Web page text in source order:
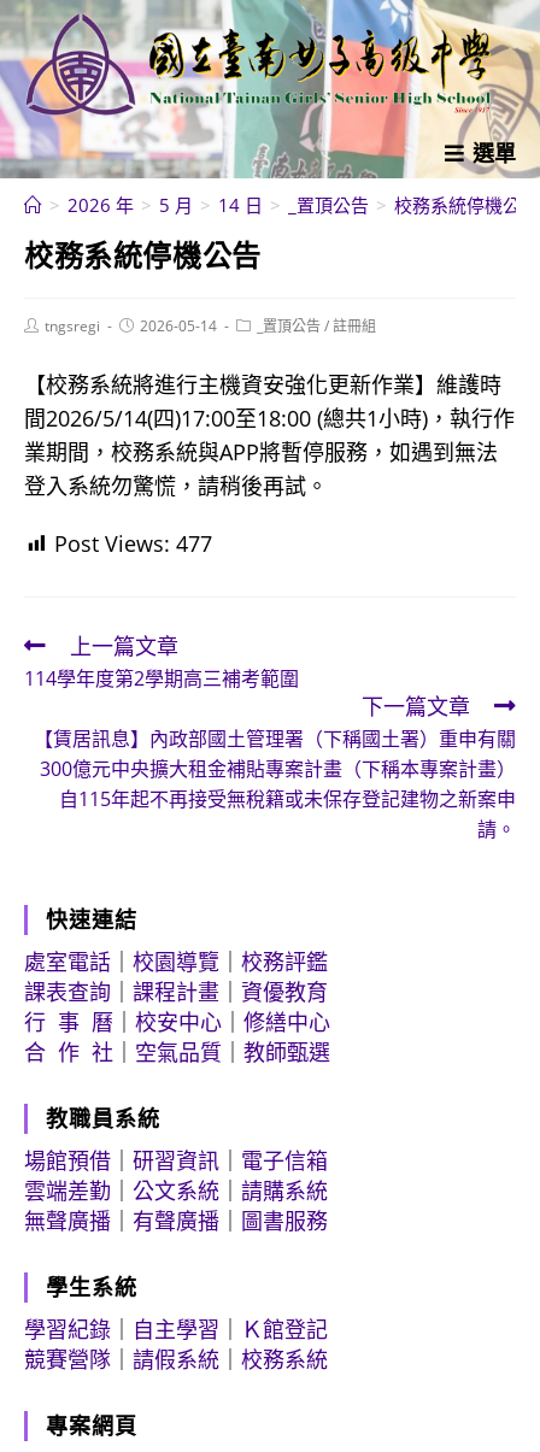
跳
轉
至
主
要
內
選單
> 2026 年 > 5 月 > 14 日 > _置頂公告 > 校務系統停機公告
校務系統停機公告
Posttngsregi
Post2026-05-14
Post _置頂公告/註冊組
【校務系統將進行主機資安強化更新作業】維護時
間2026/5/14(四)17:00至18:00 (總共1小時)，執行作
業期間，校務系統與APP將暫停服務，如遇到無法
登入系統勿驚慌，請稍後再試。
Post Views: 477
Read
more
articles
上一篇文章
114學年度第2學期高三補考範圍
下一篇文章
【賃居訊息】內政部國土管理署（下稱國土署）重申有關
300億元中央擴大租金補貼專案計畫（下稱本專案計畫）
自115年起不再接受無稅籍或未保存登記建物之新案申
請。
快速連結
處室電話
校園導覽
校務評鑑
課表查詢
課程計畫
資優教育
行 事 曆
校安中心
修繕中心
合 作 社
空氣品質 教師甄選
教職員系統
場館預借
研習資訊
電子信箱
雲端差勤
公文系統
請購系統
無聲廣播
有聲廣播 圖書服務
學生系統
學習紀錄
自主學習
Ｋ館登記
競賽營隊
請假系統 校務系統
專案網頁